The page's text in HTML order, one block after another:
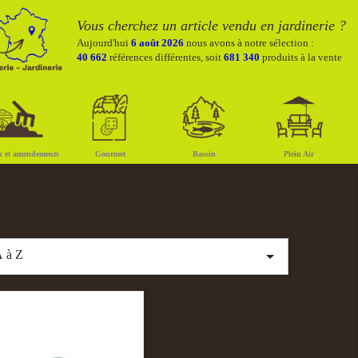
Vous cherchez un article vendu en jardinerie ?
Aujourd'hui 6 août 2026 nous avons à notre sélection :
40 662 références différentes, soit 681 340 produits à la vente
et amendements Gourmet Bassin Plein Air
à Z 